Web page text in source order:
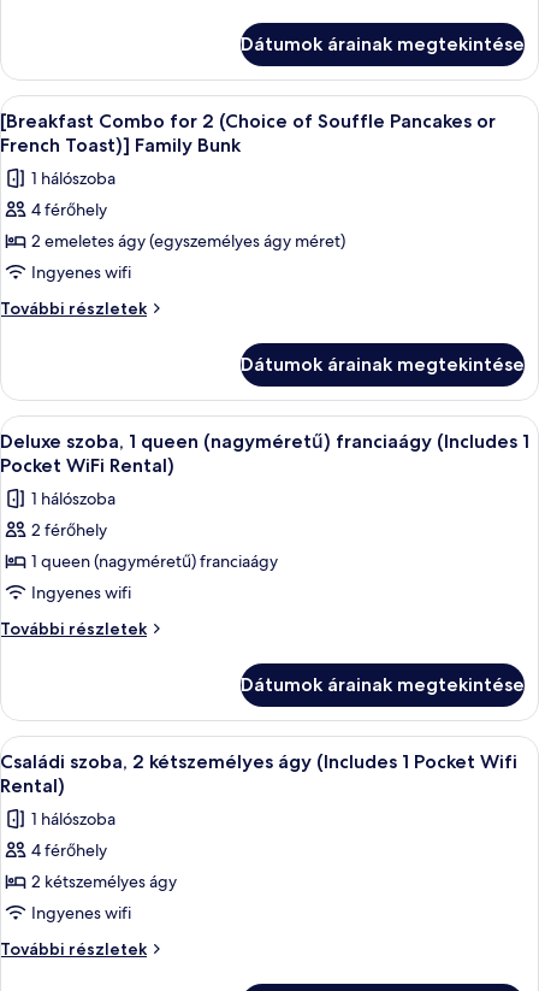
(Choice
of
Souffle
Pancakes
or
French
Toast)]
Residence
Twin
(Choice
of
Souffle
Pancakes
French
Toast)]
Twin
további
Dátumok árainak megtekintése
A
következő
szoba
összes
képének
megtekintése:
[Breakfast
Combo
(Choice
of
Souffle
Pancakes
or
French
Toast)]
Family
Bunk
Prémium ágynemű, széf a szobában,
5
[Breakfast Combo for 2 (Choice of Souffle Pancakes or
French Toast)] Family Bunk
1 hálószoba
4 férőhely
2 emeletes ágy (egyszemélyes ágy méret)
Ingyenes wifi
További részletek
[Breakfast
(Choice
of
Souffle
Pancakes
French
Toast)]
Bunk
további
Dátumok árainak megtekintése
A
következő
szoba
összes
képének
megtekintése:
Deluxe
szoba,
(nagyméretű)
franciaágy
(Includes
1
Pocket
WiFi
Rental)
Egy szállodai szoba, amelyben egy
4
Deluxe szoba, 1 queen (nagyméretű) franciaágy (Includes 1
Pocket WiFi Rental)
1 hálószoba
2 férőhely
1 queen (nagyméretű) franciaágy
Ingyenes wifi
További részletek
Deluxe
(nagyméretű)
franciaágy
(Includes
1
WiFi
Rental)
részletei
Dátumok árainak megtekintése
A
következő
szoba
összes
képének
megtekintése:
Családi
szoba,
Prémium ágynemű, széf a szobában,
3
Családi szoba, 2 kétszemélyes ágy (Includes 1 Pocket Wifi
Rental)
1 hálószoba
4 férőhely
2 kétszemélyes ágy
Ingyenes wifi
További részletek
Családi